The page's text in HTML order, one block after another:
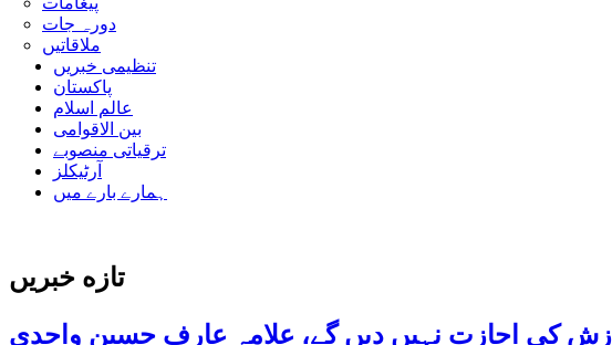
دورہ جات
ملاقاتیں
تنظیمی خبریں
پاکستان
عالم اسلام
بین الاقوامی
ترقیاتی منصوبے
آرٹیکلز
ہمارے بارے میں
تازه خبریں
کی اجازت نہیں دیں گے، علامہ عارف حسین واحدی